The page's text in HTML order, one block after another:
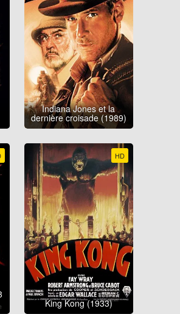
Indiana Jones et la
dernière croisade (1989)
HD
King Kong (1933)